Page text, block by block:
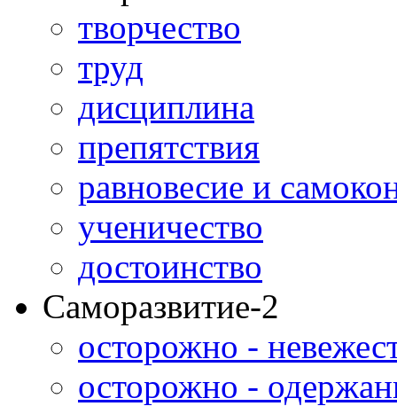
творчество
труд
дисциплина
препятствия
равновесие и
ученичество
достоинство
Саморазвитие-2
осторожно -
осторожно -